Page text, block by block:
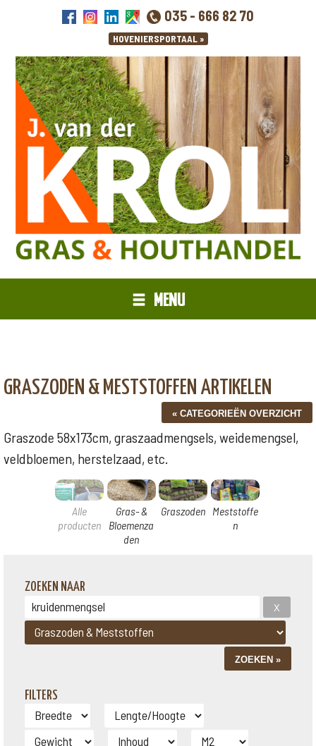
035 - 666 82 70
MENU
GRASZODEN & MESTSTOFFEN ARTIKELEN
Graszode 58x173cm, graszaadmengsels, weidemengsel,
veldbloemen, herstelzaad, etc.
Alle
producten
Gras- &
Bloemenza
den
Graszoden Meststoffe
n
ZOEKEN NAAR
FILTERS